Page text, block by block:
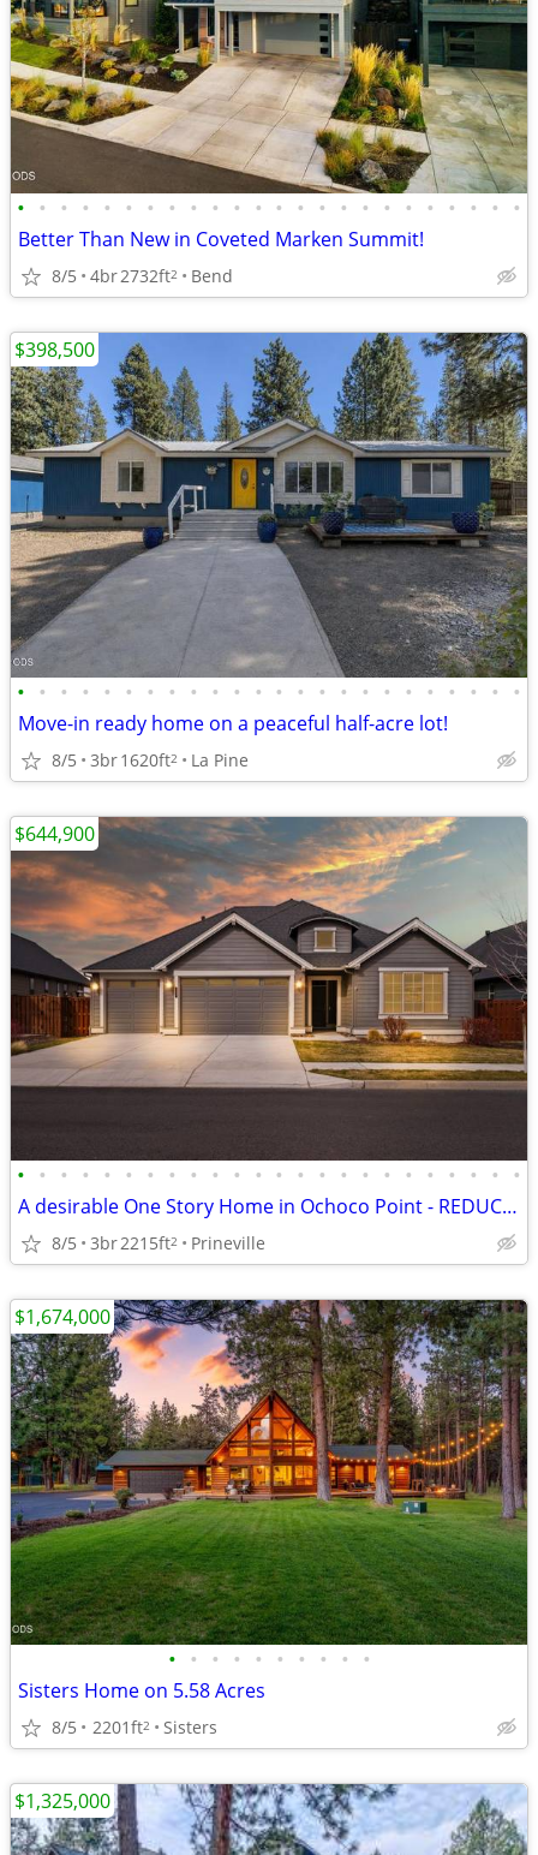
• • • • • • • • • • • • • • • • • • • • • • • •
Better Than New in Coveted Marken Summit!
8/5 4br2732ft2 Bend
• • • • • • • • • • • • • • • • • • • • • • • •
Move-in ready home on a peaceful half-acre lot!
8/5 3br1620ft2 La Pine
$398,500
• • • • • • • • • • • • • • • • • • • • • • • •
A desirable One Story Home in Ochoco Point - REDUCED!
8/5 3br2215ft2 Prineville
$644,900
• • • • • • • • • •
Sisters Home on 5.58 Acres
8/5 2201ft2 Sisters
$1,674,000
$1,325,000